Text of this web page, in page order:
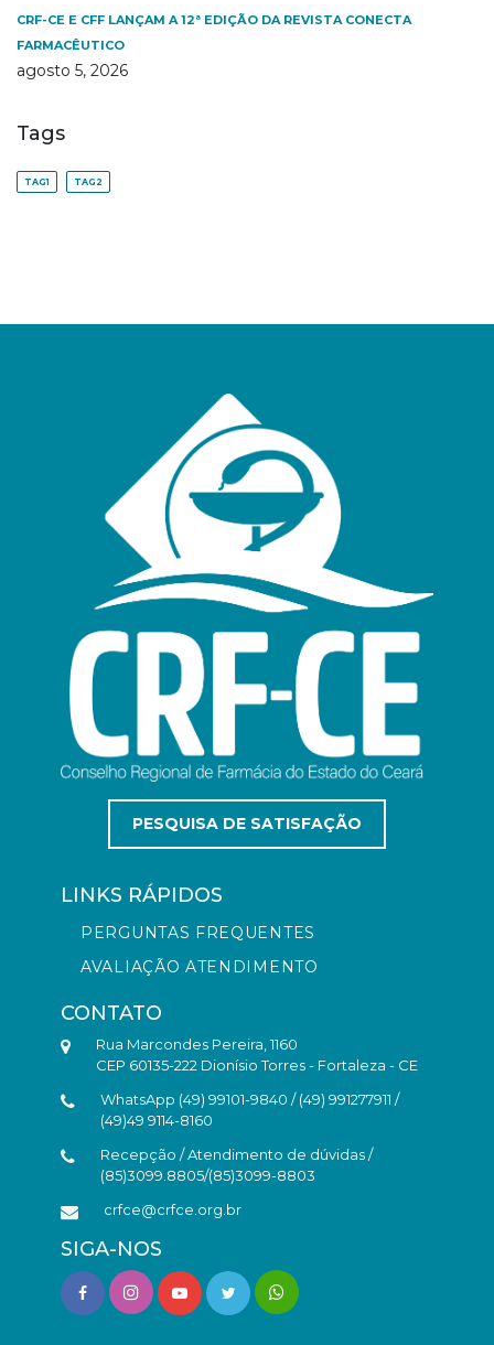
CRF-CE E CFF LANÇAM A 12ª EDIÇÃO DA REVISTA CONECTA
FARMACÊUTICO
agosto 5, 2026
Tags
TAG1 TAG2
PESQUISA DE SATISFAÇÃO
LINKS RÁPIDOS
PERGUNTAS FREQUENTES
AVALIAÇÃO ATENDIMENTO
CONTATO
Rua Marcondes Pereira, 1160
CEP 60135-222 Dionísio Torres - Fortaleza - CE
WhatsApp (49) 99101-9840 / (49) 991277911 /
(49)49 9114-8160
Recepção / Atendimento de dúvidas /
(85)3099.8805/(85)3099-8803
crfce@crfce.org.br
SIGA-NOS